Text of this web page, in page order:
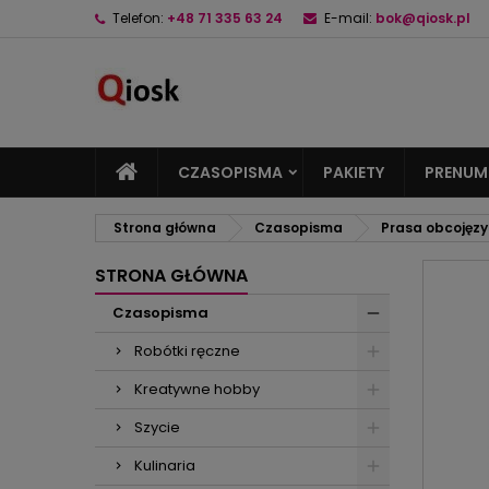
Telefon: +48 71 335 63 24 E-mail: bok@qiosk.pl
CZASOPISMA PAKIETY
Strona główna Czasopisma Prasa
STRONA GŁÓWNA
Czasopisma
Robótki ręczne
Kreatywne hobby
Szycie
Kulinaria